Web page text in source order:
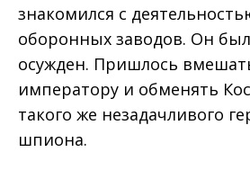
знакомился с
оборонных заводов. Он
осужден. Пришлось
императору и обменять
такого же незадачливого
шпиона.